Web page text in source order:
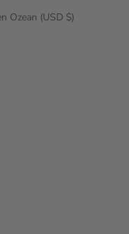
Ozean (USD $)